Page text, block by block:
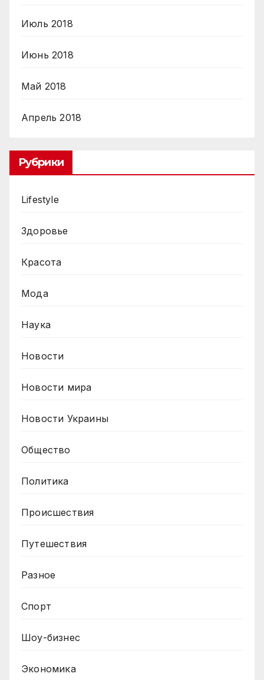
Июль 2018
Июнь 2018
Май 2018
Апрель 2018
Рубрики
Lifestyle
Здоровье
Красота
Мода
Наука
Новости
Новости мира
Новости Украины
Общество
Политика
Происшествия
Путешествия
Разное
Спорт
Шоу-бизнес
Экономика